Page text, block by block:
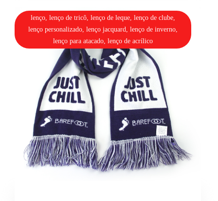
lenço, lenço de tricô, lenço de leque, lenço de clube,
lenço personalizado, lenço jacquard, lenço de inverno,
lenço para atacado, lenço de acrílico